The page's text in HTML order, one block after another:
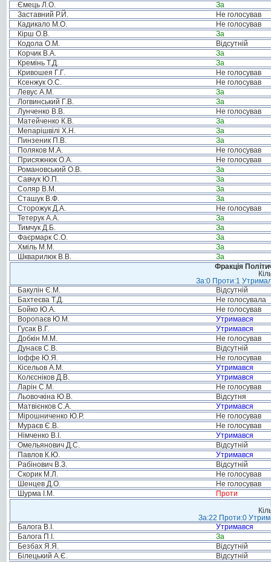
Ємець Л.О.
За
Заставний Р.Й.
Не голосував
Кадикало М.О.
Не голосував
Кірш О.В.
За
Кодола О.М.
Відсутній
Корчик В.А.
За
Кремінь Т.Д.
За
Кривошея Г.Г.
Не голосував
Ксенжук О.С.
Не голосував
Левус А.М.
За
Логвинський Г.В.
За
Лунченко В.В.
Не голосував
Матейченко К.В.
За
Мепарішвілі Х.Н.
За
Пинзеник П.В.
За
Поляков М.А.
Не голосував
Присяжнюк О.А.
Не голосував
Романовський О.В.
За
Савчук Ю.П.
За
Соляр В.М.
За
Сташук В.Ф.
За
Сторожук Д.А.
Не голосував
Тетерук А.А.
За
Тимчук Д.Б.
За
Фаєрмарк С.О.
За
Хміль М.М.
За
Шкварилюк В.В.
За
Фракція
За:0 Проти:1
Бакулін Є.М.
Відсутній
Бахтеєва Т.Д.
Не голосувала
Бойко Ю.А.
Не голосував
Воропаєв Ю.М.
Утримався
Гусак В.Г.
Утримався
Добкін М.М.
Не голосував
Дунаєв С.В.
Відсутній
Іоффе Ю.Я.
Не голосував
Кісельов А.М.
Утримався
Колєсніков Д.В.
Утримався
Ларін С.М.
Не голосував
Льовочкіна Ю.В.
Відсутня
Матвієнков С.А.
Утримався
Мірошниченко Ю.Р.
Не голосував
Мураєв Є.В.
Не голосував
Німченко В.І.
Утримався
Омельянович Д.С.
Відсутній
Павлов К.Ю.
Утримався
Рабінович В.З.
Відсутній
Скорик М.Л.
Не голосував
Шенцев Д.О.
Не голосував
Шурма І.М.
Проти
За:22 Проти:0
Балога В.І.
Утримався
Балога П.І.
За
Безбах Я.Я.
Відсутній
Білецький А.Є.
Відсутній